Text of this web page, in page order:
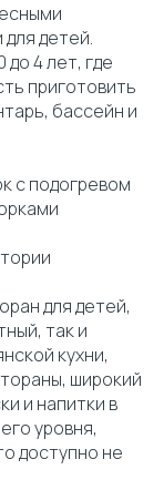
детей.
4 лет, где
приготовить
бассейн и
с подогревом
для детей,
так и
кухни,
широкий
и напитки в
уровня,
доступно не